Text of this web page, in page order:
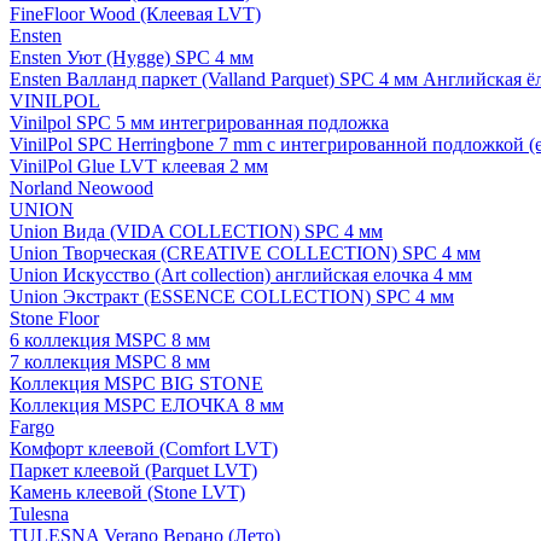
FineFloor Wood (Клеевая LVT)
Ensten
Ensten Уют (Hygge) SPC 4 мм
Ensten Валланд паркет (Valland Parquet) SPC 4 мм Английская
VINILPOL
Vinilpol SPC 5 мм интегрированная подложка
VinilPol SPC Herringbone 7 mm с интегрированной подложкой
VinilPol Glue LVT клеевая 2 мм
Norland Neowood
UNION
Union Вида (VIDA COLLECTION) SPC 4 мм
Union Творческая (CREATIVE COLLECTION) SPC 4 мм
Union Искусство (Art collection) английская елочка 4 мм
Union Экстракт (ESSENCE COLLECTION) SPC 4 мм
Stone Floor
6 коллекция MSPC 8 мм
7 коллекция MSPC 8 мм
Коллекция MSPC BIG STONE
Коллекция MSPC ЕЛОЧКА 8 мм
Fargo
Комфорт клеевой (Comfort LVT)
Паркет клеевой (Parquet LVT)
Камень клеевой (Stone LVT)
Tulesna
TULESNA Verano Верано (Лето)